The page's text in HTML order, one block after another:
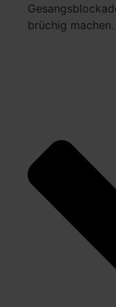
brüchig machen.